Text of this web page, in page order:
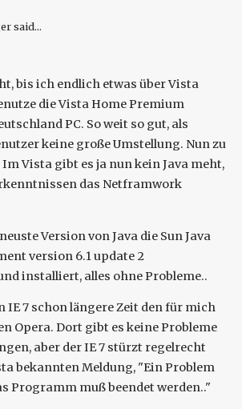
said...
bis ich endlich etwas über Vista
die Vista Home Premium
PC. So weit so gut, als
keine große Umstellung. Nun zu
Vista gibt es ja nun kein Java meht,
das Netframwork
Version von Java die Sun Java
version 6.1 update 2
installiert, alles ohne Probleme..
IE 7 schon längere Zeit den für mich
Opera. Dort gibt es keine Probleme
aber der IE 7 stürzt regelrecht
bekannten Meldung, "Ein Problem
Programm muß beendet werden.."